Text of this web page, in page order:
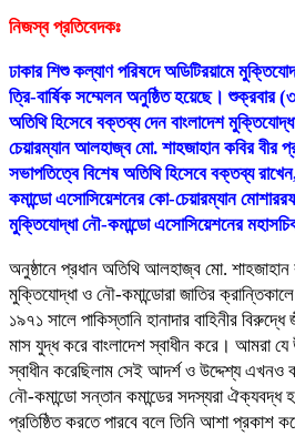
নিজস্ব প্রতিবেদকঃ
ঢাকার শিশু কল্যাণ পরিষদে অডিটিরয়ামে
ত্রি-বার্ষিক সম্মেলন অনুষ্ঠিত হয়েছে। শুক্রবার
অতিথি হিসেবে বক্তব্য দেন বাংলাদেশ
চেয়ারম্যান আলহাজ্ব মো. শাহজাহান কবির বীর
সভাপতিত্বে বিশেষ অতিথি হিসেবে বক্তব্য
কমান্ডো এসোসিয়েশনের কো-চেয়ারম্যান
মুক্তিযোদ্ধা নৌ-কমান্ডো এসোসিয়েশনের
অনুষ্ঠানে প্রধান অতিথি আলহাজ্ব মো.
মুক্তিযোদ্ধা ও নৌ-কমান্ডোরা জাতির
১৯৭১ সালে পাকিস্তানি হানাদার বাহিনীর বিরুদ্ধে
মাস যুদ্ধ করে বাংলাদেশ স্বাধীন করে। আমরা যে
স্বাধীন করেছিলাম সেই আদর্শ ও উদ্দেশ্য এখনও
নৌ-কমান্ডো সন্তান কমান্ডের সদস্যরা ঐক্যবদ্ধ
প্রতিষ্ঠিত করতে পারবে বলে তিনি আশা প্রকাশ